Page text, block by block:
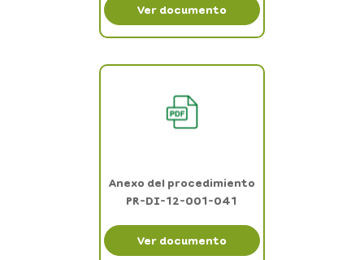
Ver documento
Anexo del procedimiento
PR-DI-12-001-041
Ver documento